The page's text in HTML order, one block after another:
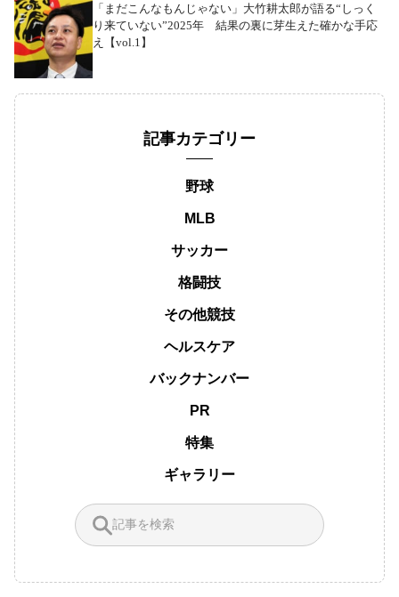
「まだこんなもんじゃない」大竹耕太郎が語る“しっく
り来ていない”2025年 結果の裏に芽生えた確かな手応
え【vol.1】
記事カテゴリー
野球
MLB
サッカー
格闘技
その他競技
ヘルスケア
バックナンバー
PR
特集
ギャラリー